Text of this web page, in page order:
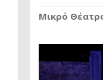
Μικρό